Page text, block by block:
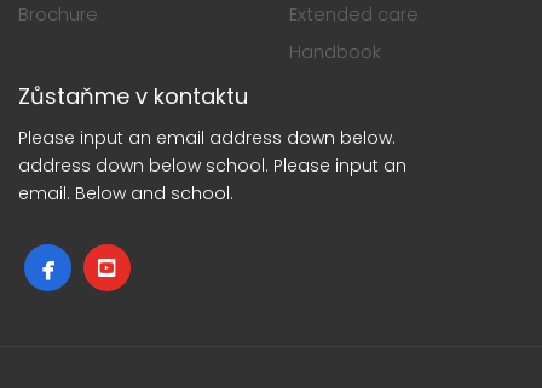
Brochure
Extended care
Handbook
Zůstaňme v kontaktu
Please input an email address down below.
address down below school. Please input an
email. Below and school.